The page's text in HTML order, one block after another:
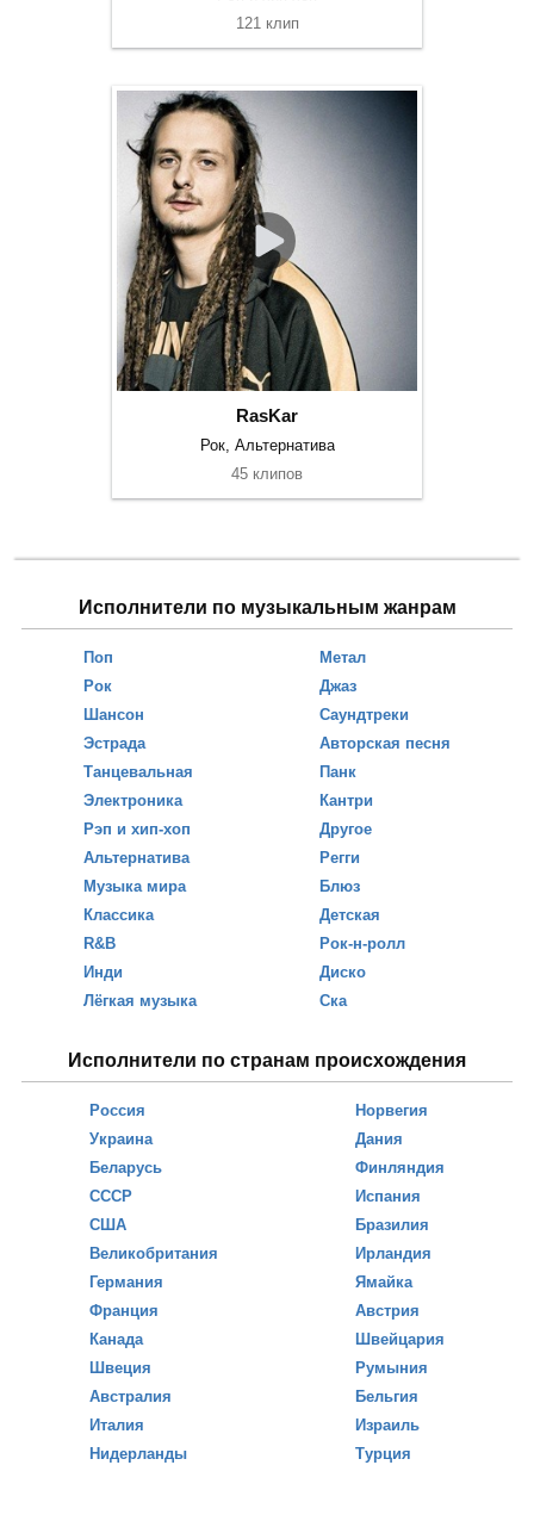
121 клип
RasKar
Рок, Альтернатива
45 клипов
Исполнители по музыкальным жанрам
Поп
Рок
Шансон
Эстрада
Танцевальная
Электроника
Рэп и хип-хоп
Альтернатива
Музыка мира
Классика
R&B
Инди
Лёгкая музыка
Метал
Джаз
Саундтреки
Авторская песня
Панк
Кантри
Другое
Регги
Блюз
Детская
Рок-н-ролл
Диско
Ска
Исполнители по странам происхождения
Россия
Украина
Беларусь
СССР
США
Великобритания
Германия
Франция
Канада
Швеция
Австралия
Италия
Нидерланды
Норвегия
Дания
Финляндия
Испания
Бразилия
Ирландия
Ямайка
Австрия
Швейцария
Румыния
Бельгия
Израиль
Турция